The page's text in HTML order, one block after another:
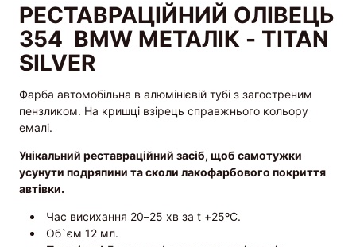
РЕСТАВРАЦІЙНИЙ ОЛІВЕЦЬ
354 BMW МЕТАЛІК - TITAN
SILVER
Фарба автомобільна в алюмінієвій тубі з загостреним
пензликом. На кришці взірець справжнього кольору
емалі.
Унікальний реставраційний засіб, щоб самотужки
усунути подряпини та сколи лакофарбового покриття
автівки.
Час висихання 20–25 хв за t +25ºС.
Об`єм 12 мл.